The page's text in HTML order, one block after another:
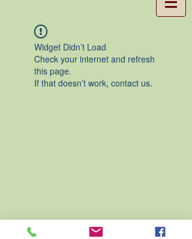
Widget Didn’t Load
Check your internet and refresh
this page.
If that doesn’t work, contact us.